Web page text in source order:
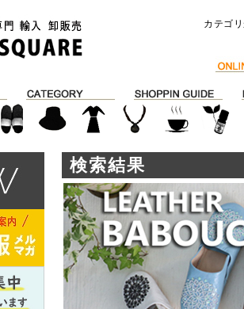
カテゴ
検索結果